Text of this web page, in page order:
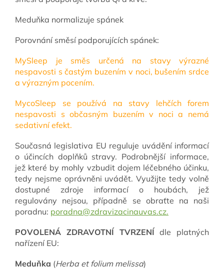
Meduňka normalizuje spánek
Porovnání směsí podporujících spánek:
MySleep je směs určená na stavy výrazné
nespavosti s častým buzením v noci, bušením srdce
a výrazným pocením.
MycoSleep se používá na stavy lehčích forem
nespavosti s občasným buzením v noci a nemá
sedativní efekt.
Současná legislativa EU reguluje uvádění informací
o účincích doplňků stravy. Podrobnější informace,
jež které by mohly vzbudit dojem léčebného účinku,
tedy nejsme oprávněni uvádět. Využijte tedy volně
dostupné zdroje informací o houbách, jež
regulovány nejsou, případně se obraťte na naši
poradnu: poradna@zdravizacinauvas.cz.
POVOLENÁ ZDRAVOTNÍ TVRZENÍdle platných
nařízení EU:
Meduňka (Herba et folium melissa)